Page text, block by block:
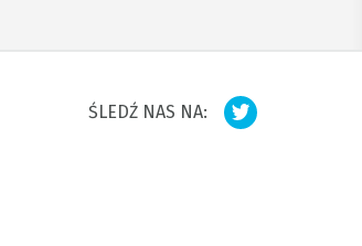
ŚLEDŹ NAS NA: